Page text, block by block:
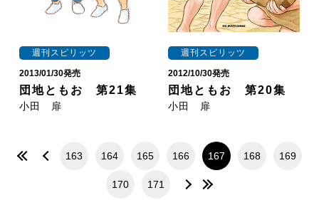
週刊スピリッツ
2013/01/30発売
団地ともお 第21集
小田 扉
週刊スピリッツ
2012/10/30発売
団地ともお 第20集
小田 扉
163 164 165 166 167 168 169
170 171